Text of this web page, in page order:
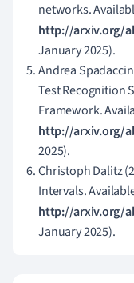
networks.
http://arxiv.org/
January 2025).
Andrea
Test Recognition
Framework.
http://arxiv.org/
2025).
Christoph Dalitz
Intervals.
http://arxiv.org/
January 2025).